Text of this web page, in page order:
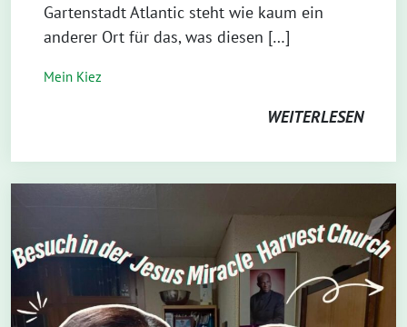
Gartenstadt Atlantic steht wie kaum ein
anderer Ort für das, was diesen […]
Mein Kiez
WEITERLESEN